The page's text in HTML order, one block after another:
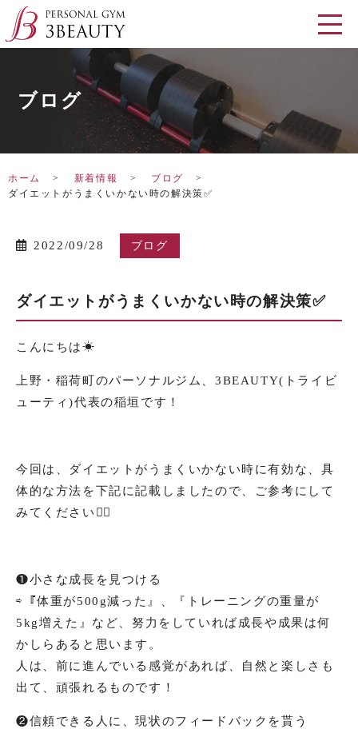
ブログ
ホーム 新着情報
ブログ
ダイエットがうまくいかない時の解決策✅
2022/09/28 ブログ
ダイエットがうまくいかない時の解決策✅
こんにちは☀︎
上野・稲荷町のパーソナルジム、3BEAUTY(トライビ
ューティ)代表の稲垣です！
今回は、ダイエットがうまくいかない時に有効な、具
体的な方法を下記に記載しましたので、ご参考にして
みてください💁‍♂️
❶小さな成長を見つける
⇨『体重が500g減った』、『トレーニングの重量が
5kg増えた』など、努力をしていれば成長や成果は何
かしらあると思います。
人は、前に進んでいる感覚があれば、自然と楽しさも
出て、頑張れるものです！
❷信頼できる人に、現状のフィードバックを貰う